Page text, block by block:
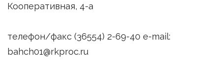
Кооперативная, 4-а
телефон/факс (36554) 2-69-40 e-mail:
bahch01@rkproc.ru